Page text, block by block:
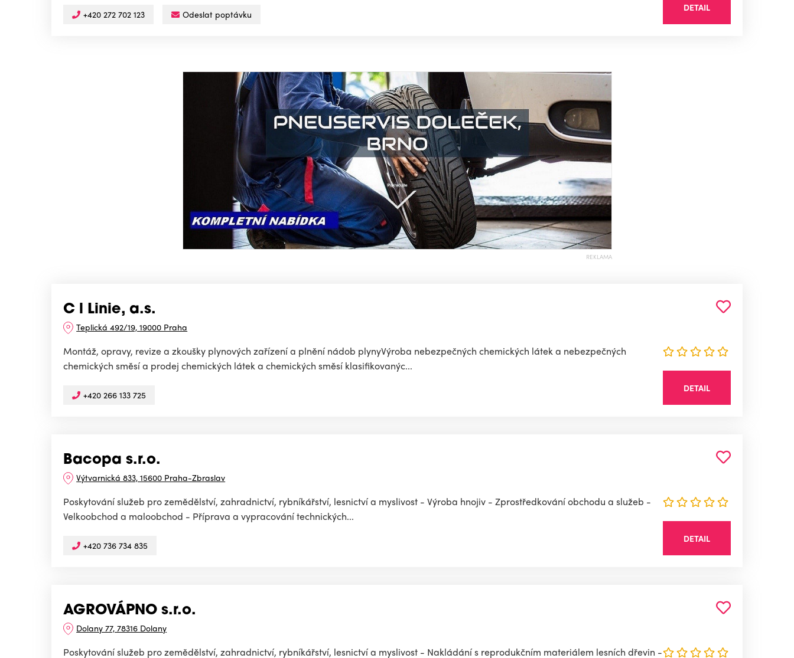
+420 272 702 123 Odeslat poptávku
DETAIL
REKLAMA
C l Linie, a.s.
Teplická 492/19, 19000 Praha
Montáž, opravy, revize a zkoušky plynových zařízení a plnění nádob plynyVýroba nebezpečných chemických látek a nebezpečných
chemických směsí a prodej chemických látek a chemických směsí klasifikovanýc...
+420 266 133 725
DETAIL
Bacopa s.r.o.
Výtvarnická 833, 15600 Praha-Zbraslav
Poskytování služeb pro zemědělství, zahradnictví, rybníkářství, lesnictví a myslivost - Výroba hnojiv - Zprostředkování obchodu a služeb -
Velkoobchod a maloobchod - Příprava a vypracování technických...
+420 736 734 835
DETAIL
AGROVÁPNO s.r.o.
Dolany 77, 78316 Dolany
Poskytování služeb pro zemědělství, zahradnictví, rybníkářství, lesnictví a myslivost - Nakládání s reprodukčním materiálem lesních dřevin -